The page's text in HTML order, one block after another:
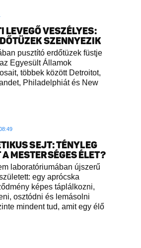
LEVEGŐ VESZÉLYES:
SZENNYEZIK
pusztító erdőtüzek füstje
Egyesült Államok
többek között Detroitot,
Philadelphiát és New
SEJT: TÉNYLEG
MESTERSÉGES ÉLET?
laboratóriumában újszerű
egy aprócska
képes táplálkozni,
osztódni és lemásolni
mindent tud, amit egy élő